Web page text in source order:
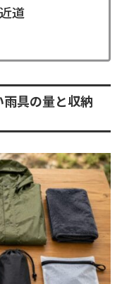
道
具の量と収納